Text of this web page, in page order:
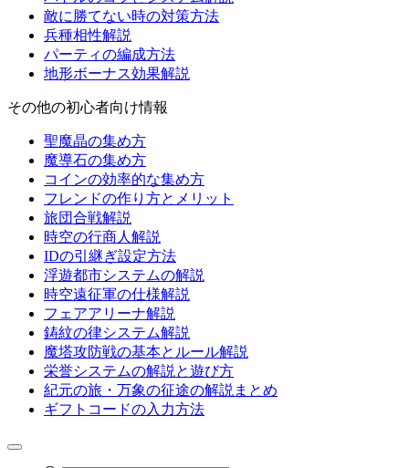
敵に勝てない時の対策方法
兵種相性解説
パーティの編成方法
地形ボーナス効果解説
その他の初心者向け情報
聖魔晶の集め方
魔導石の集め方
コインの効率的な集め方
フレンドの作り方とメリット
旅団合戦解説
時空の行商人解説
IDの引継ぎ設定方法
浮遊都市システムの解説
時空遠征軍の仕様解説
フェアアリーナ解説
鋳紋の律システム解説
魔塔攻防戦の基本とルール解説
栄誉システムの解説と遊び方
紀元の旅・万象の征途の解説まとめ
ギフトコードの入力方法